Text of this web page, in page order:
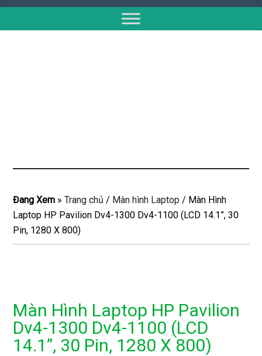
Đang Xem »Trang chủ / Màn hình Laptop / Màn Hình
Laptop HP Pavilion Dv4-1300 Dv4-1100 (LCD 14.1”, 30
Pin, 1280 X 800)
Màn Hình Laptop HP Pavilion
Dv4-1300 Dv4-1100 (LCD
14.1”, 30 Pin, 1280 X 800)